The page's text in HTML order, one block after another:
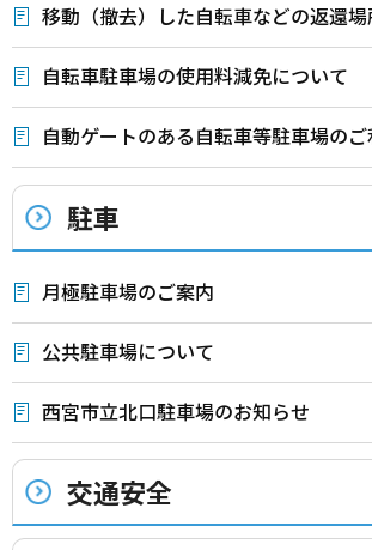
移動（撤去）した自転車などの返還
自転車駐車場の使用料減免について
自動ゲートのある自転車等駐車場の
駐車
月極駐車場のご案内
公共駐車場について
西宮市立北口駐車場のお知らせ
交通安全